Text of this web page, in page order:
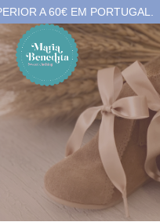
A 60€ EM PORTUGAL.